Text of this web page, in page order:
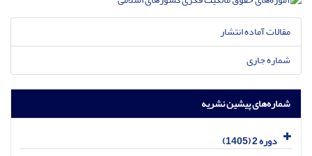
مقالات آماده انتشار
شماره جاری
شماره‌های پیشین نشریه
دوره 2 (1405)